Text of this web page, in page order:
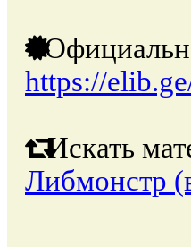
https://
Искать
Либмонстр